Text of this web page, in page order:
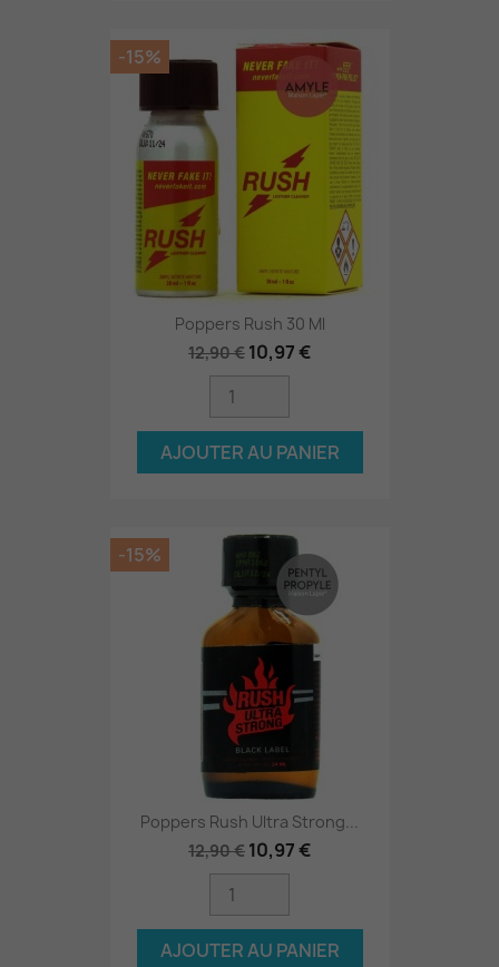
Poppers Rush 30 Ml
12,90 € 10,97 €
AJOUTER AU PANIER
-15%
Poppers Rush Ultra Strong...
12,90 € 10,97 €
AJOUTER AU PANIER
-15%